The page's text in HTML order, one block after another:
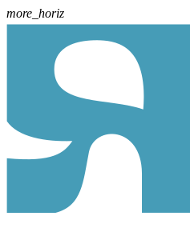
more_horiz